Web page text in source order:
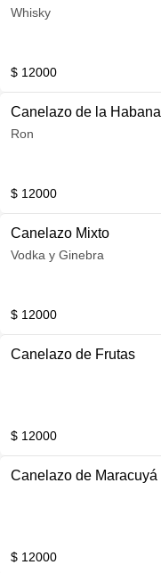
Whisky
$ 12000
Canelazo de la Habana
Ron
$ 12000
Canelazo Mixto
Vodka y Ginebra
$ 12000
Canelazo de Frutas
$ 12000
Canelazo de Maracuyá
$ 12000